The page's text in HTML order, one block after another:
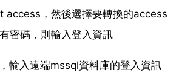
access，然後選擇要轉換的access
密碼，則輸入登入資訊
輸入遠端mssql資料庫的登入資訊